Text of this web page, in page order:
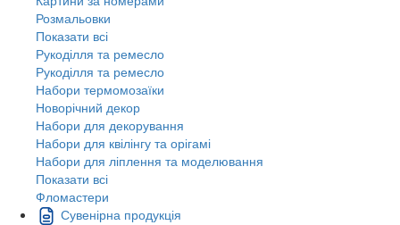
Розмальовки
Показати всі
Рукоділля та ремесло
Рукоділля та ремесло
Набори термомозаїки
Новорічний декор
Набори для декорування
Набори для квілінгу та орігамі
Набори для ліплення та моделювання
Показати всі
Фломастери
Сувенірна продукція